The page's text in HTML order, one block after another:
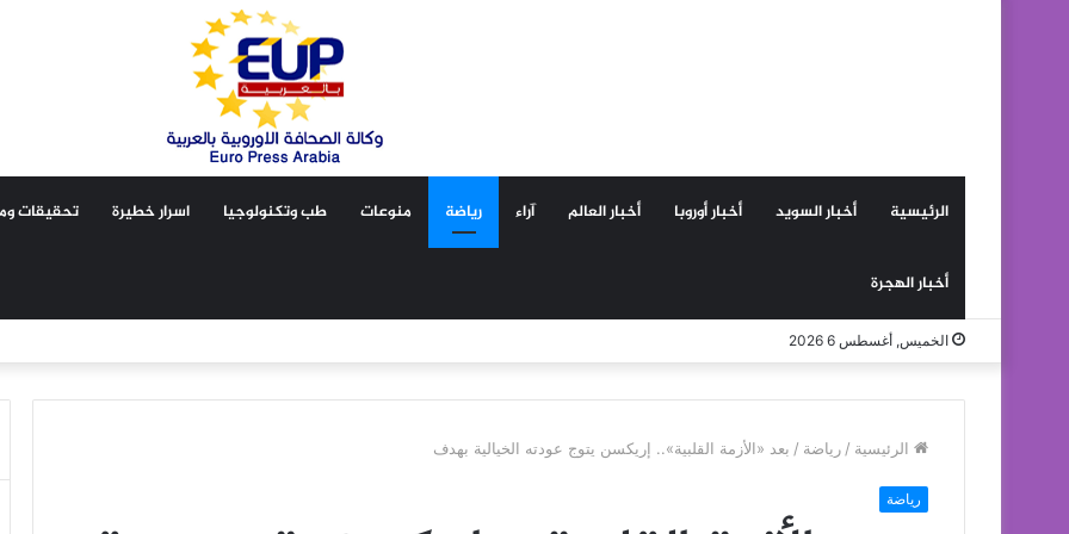
الرئيسية أخبار السويد أخبار أوروبا أخبار العالم آراء رياضة منوعات طب وتكنولوجيا اسرار خطيرة تحقيقات
أخبار الهجرة
الخميس, أغسطس 6 2026
الرئيسية / رياضة / بعد «الأزمة القلبية».. إريكسن يتوج عودته الخيالية بهدف
رياضة